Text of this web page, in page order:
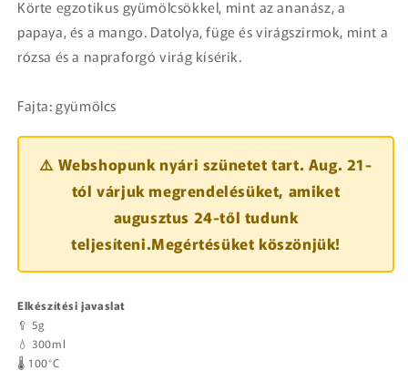
Körte egzotikus gyümölcsökkel, mint az ananász, a
papaya, és a mango. Datolya, füge és virágszirmok, mint a
rózsa és a napraforgó virág kísérik.
Fajta: gyümölcs
⚠️ Webshopunk nyári szünetet tart. Aug. 21-
tól várjuk megrendelésüket, amiket
augusztus 24-től tudunk
teljesíteni.Megértésüket köszönjük!
Elkészítési javaslat
🥄 5g
💧 300ml
🌡️ 100°C